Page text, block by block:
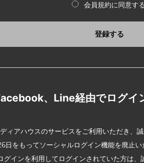
会員規約に同意する
登録する
、Line経由でログイ
ィアハウスのサービスをご利用いただき、誠
日をもってソーシャルログイン機能を廃止い
グインを利用してログインされていた方は、